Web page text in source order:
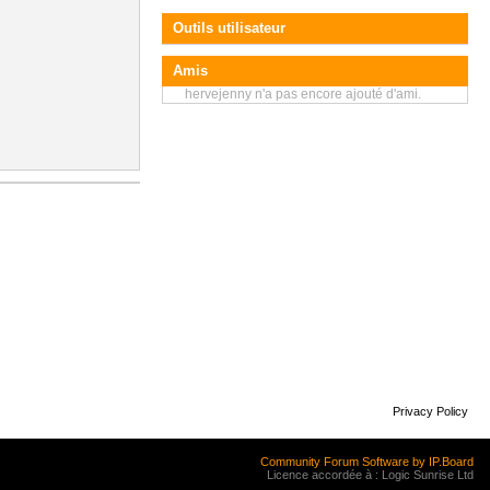
Outils utilisateur
Amis
hervejenny n'a pas encore ajouté d'ami.
Privacy Policy
Community Forum Software by IP.Board
Licence accordée à : Logic Sunrise Ltd